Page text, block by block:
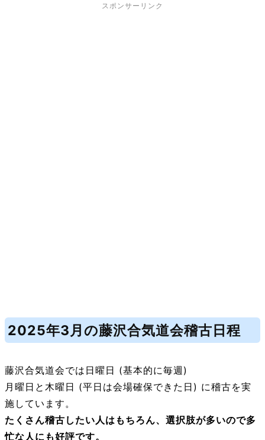
スポンサーリンク
2025年3月の藤沢合気道会稽古日程
藤沢合気道会では日曜日 (基本的に毎週)
月曜日と木曜日 (平日は会場確保できた日) に稽古を実
施しています。
たくさん稽古したい人はもちろん、選択肢が多いので多
忙な人にも好評です。